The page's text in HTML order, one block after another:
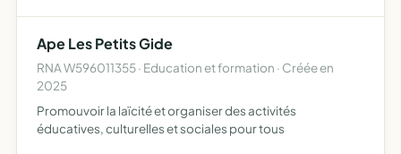
Ape Les Petits Gide
RNA W596011355 · Education et formation · Créée en
2025
Promouvoir la laïcité et organiser des activités
éducatives, culturelles et sociales pour tous